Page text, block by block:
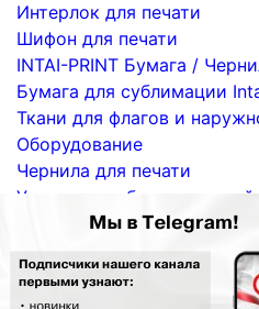
Интерлок для печати
Шифон для печати
INTAI-PRINT Бумага /
Бумага для сублимации
Ткани для флагов и
Оборудование
Чернила для печати
Услуги по сублимационной